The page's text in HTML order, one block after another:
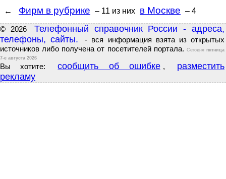
←
Фирм в рубрике – 11 из них в Москве – 4
© 2026
Телефонный справочник России - адреса,
телефоны, сайты.
- вся информация взята из открытых
источников либо получена от посетителей портала. Сегодняпятница
7-е августа 2026
Вы хотите: сообщить об ошибке ,
разместить
рекламу